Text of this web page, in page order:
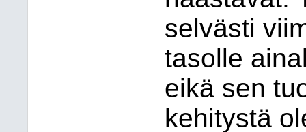
selvästi
tasolle
eikä sen
kehitystä